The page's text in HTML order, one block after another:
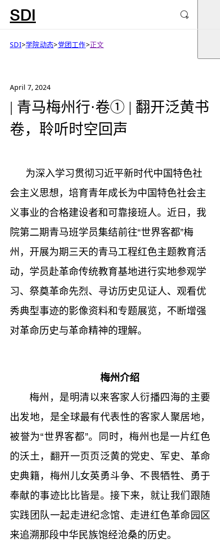
SDI
SDI>学院动态>党团工作>正文
April 7, 2024
| 青马梅州行·卷① | 翻开泛黄书
卷，聆听时空回声
为深入学习贯彻习近平新时代中国特色社
会主义思想，培育青年成长为中国特色社会主
义事业的合格建设者和可靠接班人。近日，我
院第二期青马班学员集结前往“世界客都”梅
州，开展为期三天的青马工程红色主题教育活
动，学员赴革命传统教育基地进行实地参观学
习、祭奠革命先烈、寻访历史见证人、观看优
秀典型事迹的影像资料和专题展览，不断增强
对革命历史与革命精神的理解。
梅州介绍
梅州，是明清以来客家人衍播四海的主要
出发地，是全球最有代表性的客家人聚居地，
被誉为“世界客都”。同时，梅州也是一片红色
的沃土，翻开一页页泛黄的党史、军史、革命
史典籍，梅州儿女英勇斗争、不畏牺牲、勇于
奉献的事迹比比皆是。接下来，就让我们跟随
实践团队一起走进纪念馆、走进红色革命园区
来追溯那段中华民族饱经沧桑的历史。